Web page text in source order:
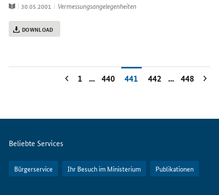
Publikation
30.05.2001 Thema
Vermessungsangelegenheiten
DOWNLOAD
1 ... 440 441 442 ... 448
Servicemenü
Beliebte Services
Bürgerservice Ihr Besuch im Ministerium Publikationen